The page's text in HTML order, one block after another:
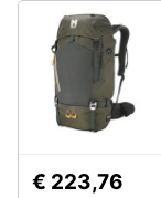
€ 223,76